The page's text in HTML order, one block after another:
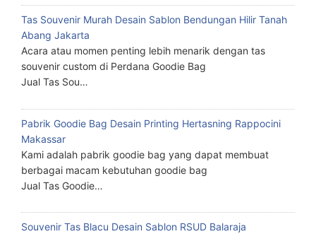
Tas Souvenir Murah Desain Sablon Bendungan Hilir Tanah
Abang Jakarta
Acara atau momen penting lebih menarik dengan tas
souvenir custom di Perdana Goodie Bag
Jual Tas Sou…
Pabrik Goodie Bag Desain Printing Hertasning Rappocini
Makassar
Kami adalah pabrik goodie bag yang dapat membuat
berbagai macam kebutuhan goodie bag
Jual Tas Goodie…
Souvenir Tas Blacu Desain Sablon RSUD Balaraja